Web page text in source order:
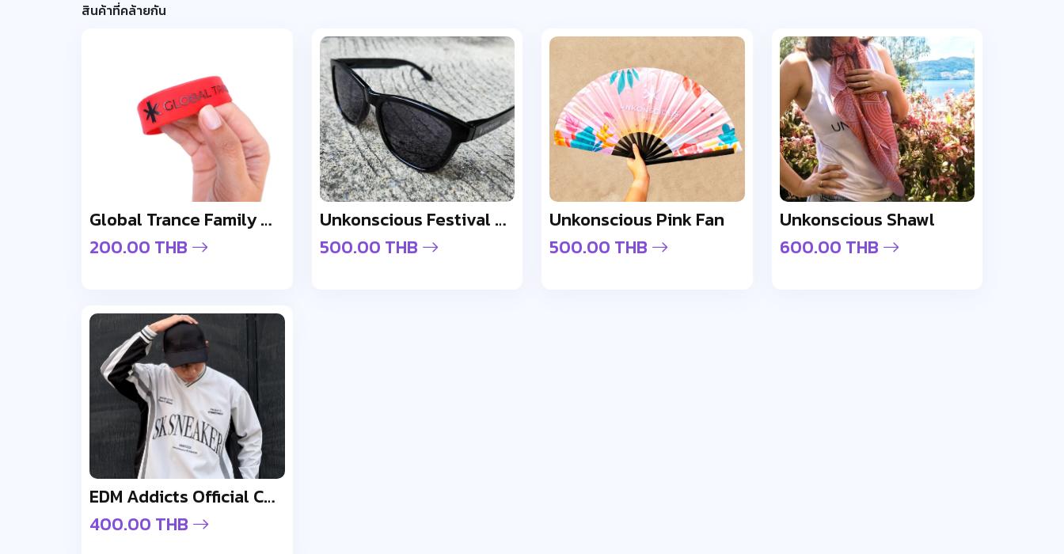
สินค้าที่คล้ายกัน
Global Trance Family Wristband
200.00 THB
Unkonscious Festival Gloss Sunglasses
500.00 THB
Unkonscious Pink Fan
500.00 THB
Unkonscious Shawl
600.00 THB
EDM Addicts Official Cap - Design 1
400.00 THB